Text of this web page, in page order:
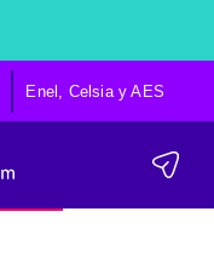
Enel, Celsia y AES